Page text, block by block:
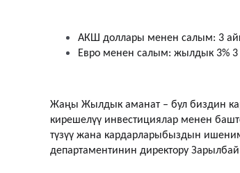
АКШ доллары менен салым: 3
Евро менен салым: жылдык 3%
Жаңы Жылдык аманат – бул биздин
кирешелүү инвестициялар менен
түзүү жана кардарларыбыздын
департаментинин директору